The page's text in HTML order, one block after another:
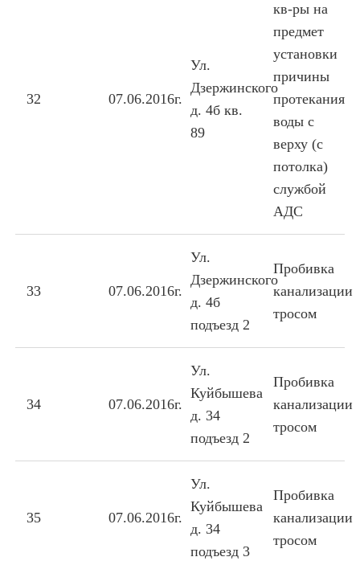
32 07.06.2016г.
Ул.
Дзержинского
д. 4б кв.
89
кв-ры на
предмет
установки
причины
протекания
воды с
верху (с
потолка)
службой
АДС
33 07.06.2016г.
Ул.
Дзержинского
д. 4б
подъезд 2
Пробивка
канализации
тросом
34 07.06.2016г.
Ул.
Куйбышева
д. 34
подъезд 2
Пробивка
канализации
тросом
35 07.06.2016г.
Ул.
Куйбышева
д. 34
подъезд 3
Пробивка
канализации
тросом